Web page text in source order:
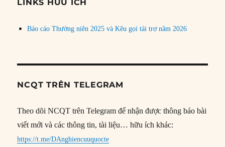
LINKS HỮU ÍCH
Báo cáo Thường niên 2025 và Kêu gọi tài trợ năm 2026
NCQT TRÊN TELEGRAM
Theo dõi NCQT trên Telegram để nhận được thông báo bài
viết mới và các thông tin, tài liệu… hữu ích khác:
https://t.me/DAnghiencuuquocte